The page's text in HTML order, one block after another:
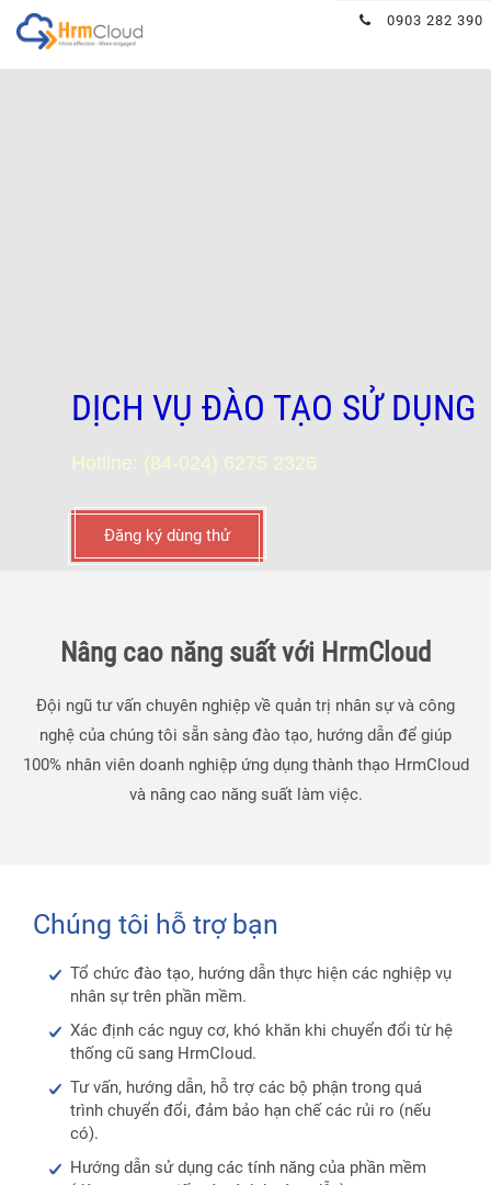
0903 282 390
Hrmcloud
DỊCH VỤ ĐÀO TẠO SỬ DỤNG
Hotline: (84-024) 6275 2326
Đăng ký dùng thử
Nâng cao năng suất với HrmCloud
Đội ngũ tư vấn chuyên nghiệp về quản trị nhân sự và công
nghệ của chúng tôi sẵn sàng đào tạo, hướng dẫn để giúp
100% nhân viên doanh nghiệp ứng dụng thành thạo HrmCloud
và nâng cao năng suất làm việc.
Chúng tôi hỗ trợ bạn
Tổ chức đào tạo, hướng dẫn thực hiện các nghiệp vụ
nhân sự trên phần mềm.
Xác định các nguy cơ, khó khăn khi chuyển đổi từ hệ
thống cũ sang HrmCloud.
Tư vấn, hướng dẫn, hỗ trợ các bộ phận trong quá
trình chuyển đổi, đảm bảo hạn chế các rủi ro (nếu
có).
Hướng dẫn sử dụng các tính năng của phần mềm